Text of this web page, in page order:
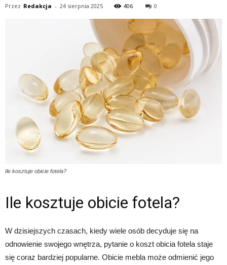
Przez Redakcja - 24 sierpnia 2025 406 0
Ile kosztuje obicie fotela?
Ile kosztuje obicie fotela?
W dzisiejszych czasach, kiedy wiele osób decyduje się na
odnowienie swojego wnętrza, pytanie o koszt obicia fotela staje
się coraz bardziej popularne. Obicie mebla może odmienić jego